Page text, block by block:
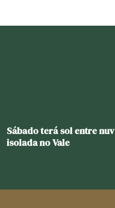
Sábado terá sol entre
isolada no Vale